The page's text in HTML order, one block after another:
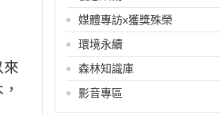
來
媒體專訪x獲獎殊榮
環境永續
森林知識庫
影音專區